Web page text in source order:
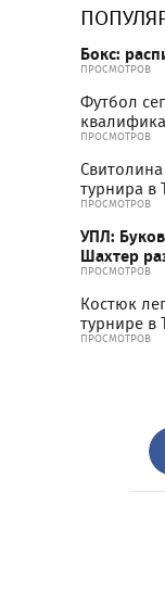
Бокс:
ПРОСМОТРОВ
Футбол
ПРОСМОТРОВ
турнира в
ПРОСМОТРОВ
УПЛ:
Шахтер
ПРОСМОТРОВ
Костюк
турнире в
ПРОСМОТРОВ